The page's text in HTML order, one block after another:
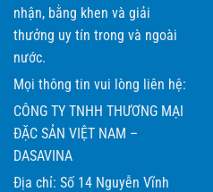
nhận, bằng khen và giải
thưởng uy tín trong và ngoài
nước.
Mọi thông tin vui lòng liên hệ:
CÔNG TY TNHH THƯƠNG MẠI
ĐẶC SẢN VIỆT NAM –
DASAVINA
Địa chỉ: Số 14 Nguyễn Vĩnh